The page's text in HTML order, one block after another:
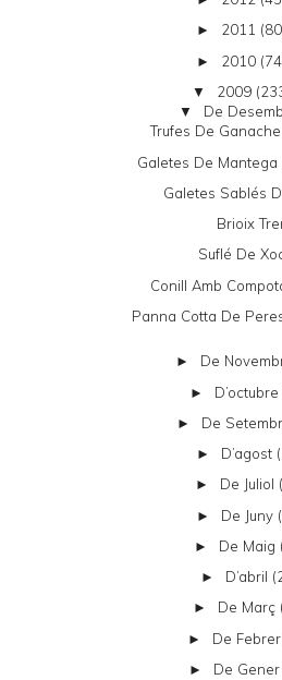
► 2011
► 2010
▼ 2009
▼ De
Trufes De
Galetes De
Galetes Sablés
Brioix
Suflé De
Conill Amb
Panna Cotta De
► De
► D’octubre
► De
► D’agost
► De Juliol
► De Juny
► De Maig
► D’abril
► De Març
► De Febrer
► De Gener